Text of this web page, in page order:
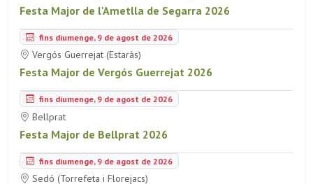
Festa Major de l'Ametlla de Segarra 2026
fins diumenge, 9 de agost de 2026
Vergós Guerrejat (Estaràs)
Festa Major de Vergós Guerrejat 2026
fins diumenge, 9 de agost de 2026
Bellprat
Festa Major de Bellprat 2026
fins diumenge, 9 de agost de 2026
Sedó (Torrefeta i Florejacs)